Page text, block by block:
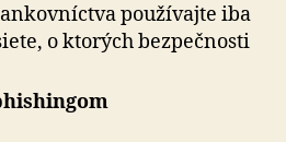
používajte iba
o ktorých bezpečnosti